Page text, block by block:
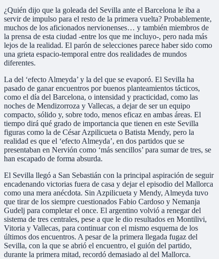
¿Quién dijo que la goleada del Sevilla ante el Barcelona le iba a
servir de impulso para el resto de la primera vuelta? Probablemente,
muchos de los aficionados nervionenses… y también miembros de
la prensa de esta ciudad -entre los que me incluyo-, pero nada más
lejos de la realidad. El parón de selecciones parece haber sido como
una grieta espacio-temporal entre dos realidades de mundos
diferentes.
La del ‘efecto Almeyda’ y la del que se evaporó. El Sevilla ha
pasado de ganar encuentros por buenos planteamientos tácticos,
como el día del Barcelona, o intensidad y practicidad, como las
noches de Mendizorroza y Vallecas, a dejar de ser un equipo
compacto, sólido y, sobre todo, menos eficaz en ambas áreas. El
tiempo dirá qué grado de importancia que tienen en este Sevilla
figuras como la de César Azpilicueta o Batista Mendy, pero la
realidad es que el ‘efecto Almeyda’, en dos partidos que se
presentaban en Nervión como ‘más sencillos’ para sumar de tres, se
han escapado de forma absurda.
El Sevilla llegó a San Sebastián con la principal aspiración de seguir
encadenando victorias fuera de casa y dejar el episodio del Mallorca
como una mera anécdota. Sin Azpilicueta y Mendy, Almeyda tuvo
que tirar de los siempre cuestionados Fabio Cardoso y Nemanja
Gudelj para completar el once. El argentino volvió a renegar del
sistema de tres centrales, pese a que le dio resultados en Montilivi,
Vitoria y Vallecas, para continuar con el mismo esquema de los
últimos dos encuentros. A pesar de la primera llegada fugaz del
Sevilla, con la que se abrió el encuentro, el guión del partido,
durante la primera mitad, recordó demasiado al del Mallorca.